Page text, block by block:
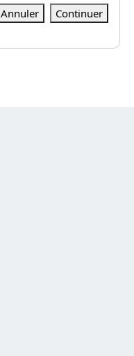
Annuler Continuer